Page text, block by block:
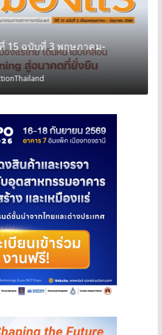
15 ฉบับที่ 3 พฤษภาคม-